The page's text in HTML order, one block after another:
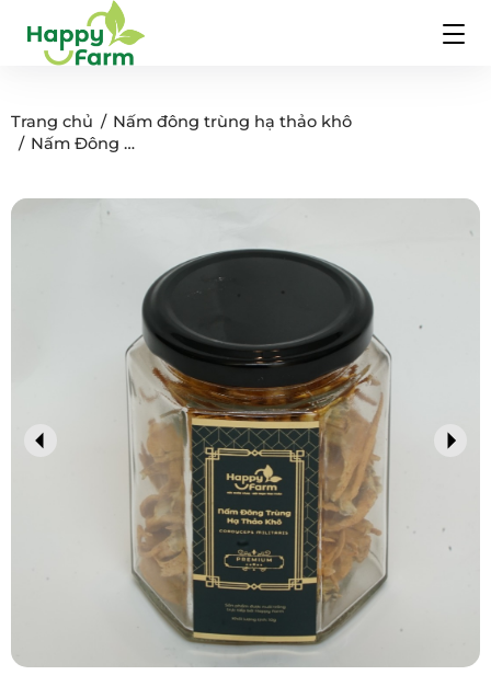
Trang chủ
Nấm đông trùng hạ thảo khô
Nấm Đông Trùng Hạ Thảo Khô Hộp Đơn